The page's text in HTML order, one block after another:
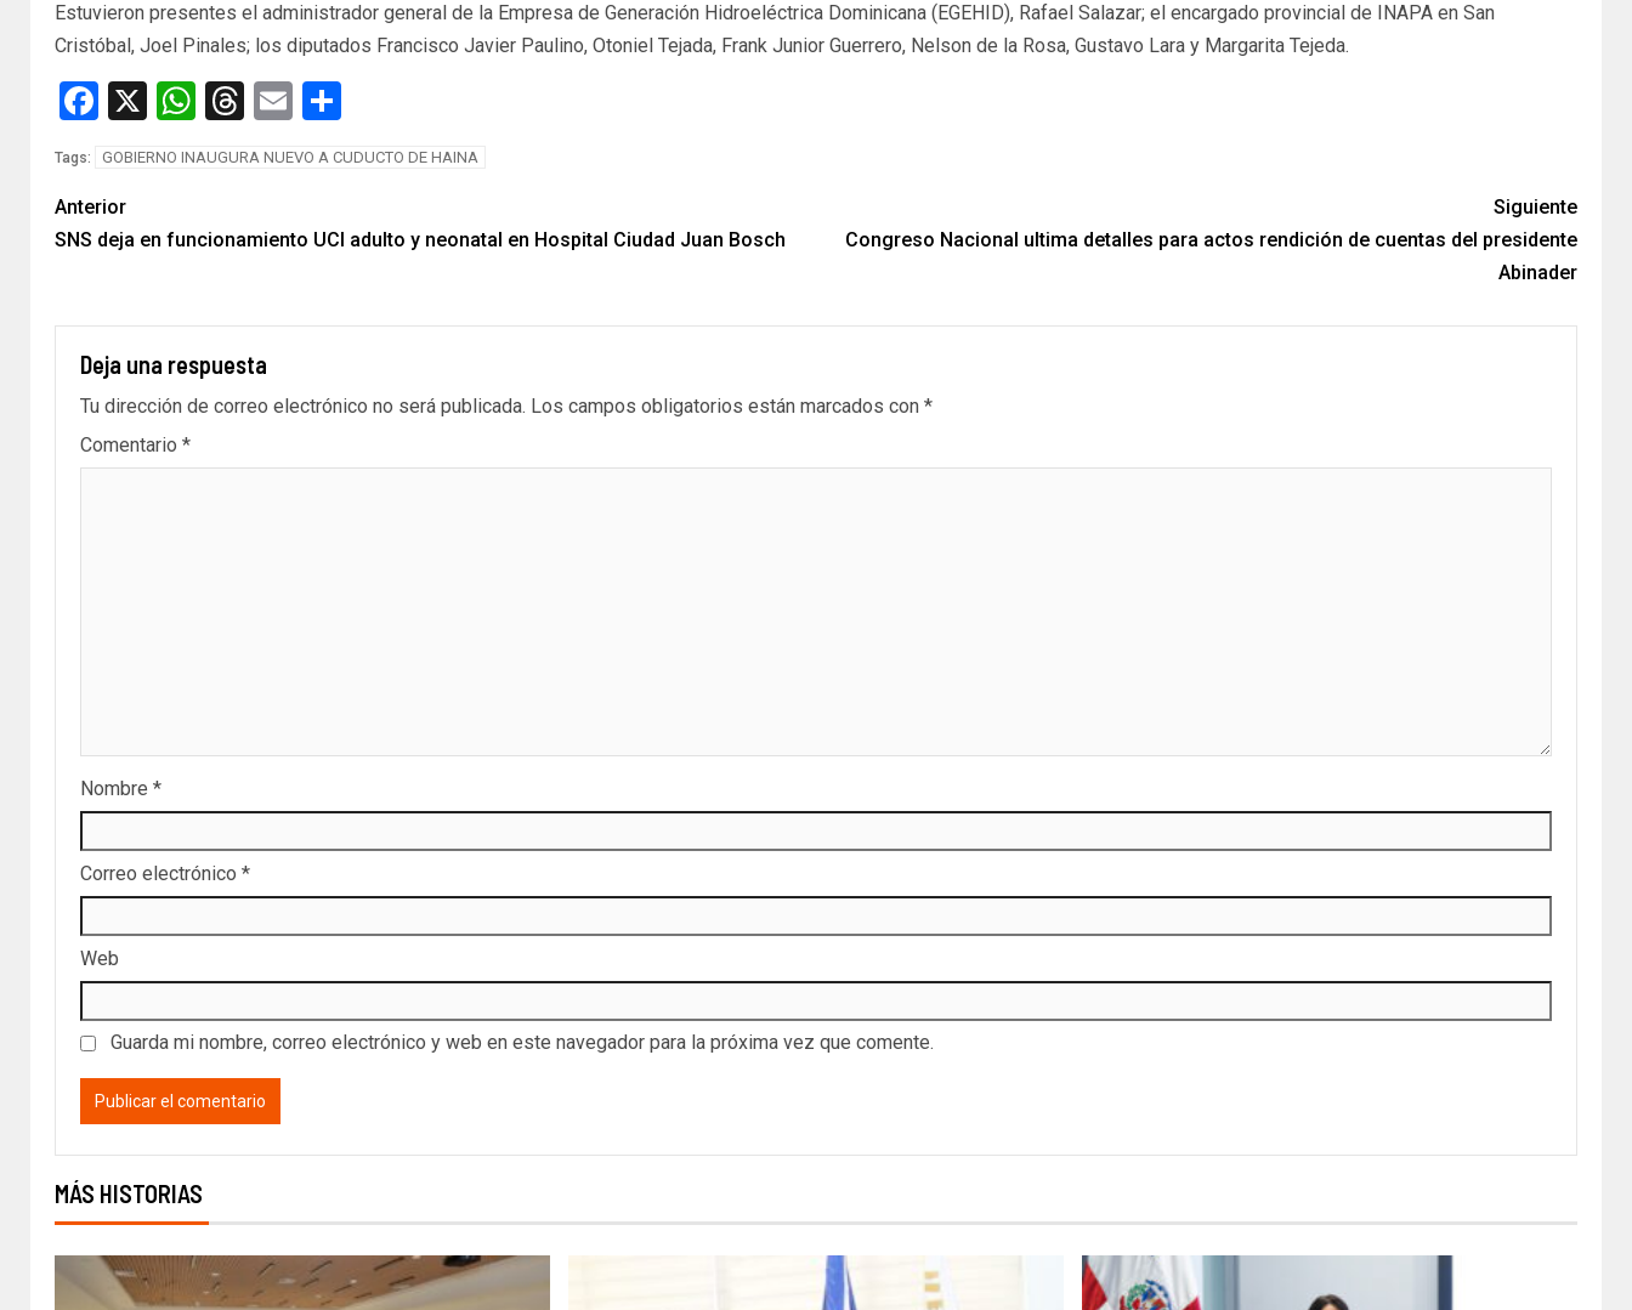
Estuvieron presentes el administrador general de la Empresa de Generación Hidroeléctrica Dominicana (EGEHID), Rafael Salazar; el encargado provincial de INAPA en San
Cristóbal, Joel Pinales; los diputados Francisco Javier Paulino, Otoniel Tejada, Frank Junior Guerrero, Nelson de la Rosa, Gustavo Lara y Margarita Tejeda.
Facebook
X WhatsApp
Threads
Email
Tags: GOBIERNO INAUGURA NUEVO A CUDUCTO DE HAINA
Anterior
SNS deja en funcionamiento UCI adulto y neonatal en Hospital Ciudad Juan Bosch
Siguiente
Congreso Nacional ultima detalles para actos rendición de cuentas del presidente
Abinader
Deja una respuesta
Tu dirección de correo electrónico no será publicada. Los campos obligatorios están marcados con *
Comentario *
Nombre *
Correo electrónico *
Web
Guarda mi nombre, correo electrónico y web en este navegador para la próxima vez que comente.
MÁS HISTORIAS